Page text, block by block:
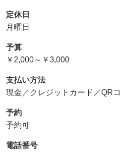
定休日
月曜日
予算
￥2,000～￥3,000
支払い方法
現金／クレジットカード／QR
予約
予約可
電話番号